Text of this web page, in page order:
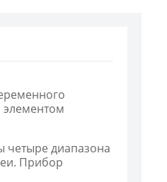
элементом
четыре диапазона
Прибор